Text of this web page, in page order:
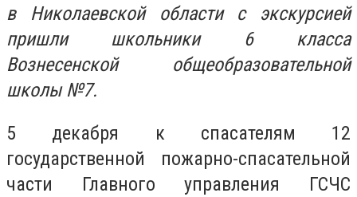
в Николаевской области с экскурсией
пришли школьники 6 класса
Вознесенской общеобразовательной
школы №7.
5 декабря к спасателям 12
государственной пожарно-спасательной
части Главного управления ГСЧС